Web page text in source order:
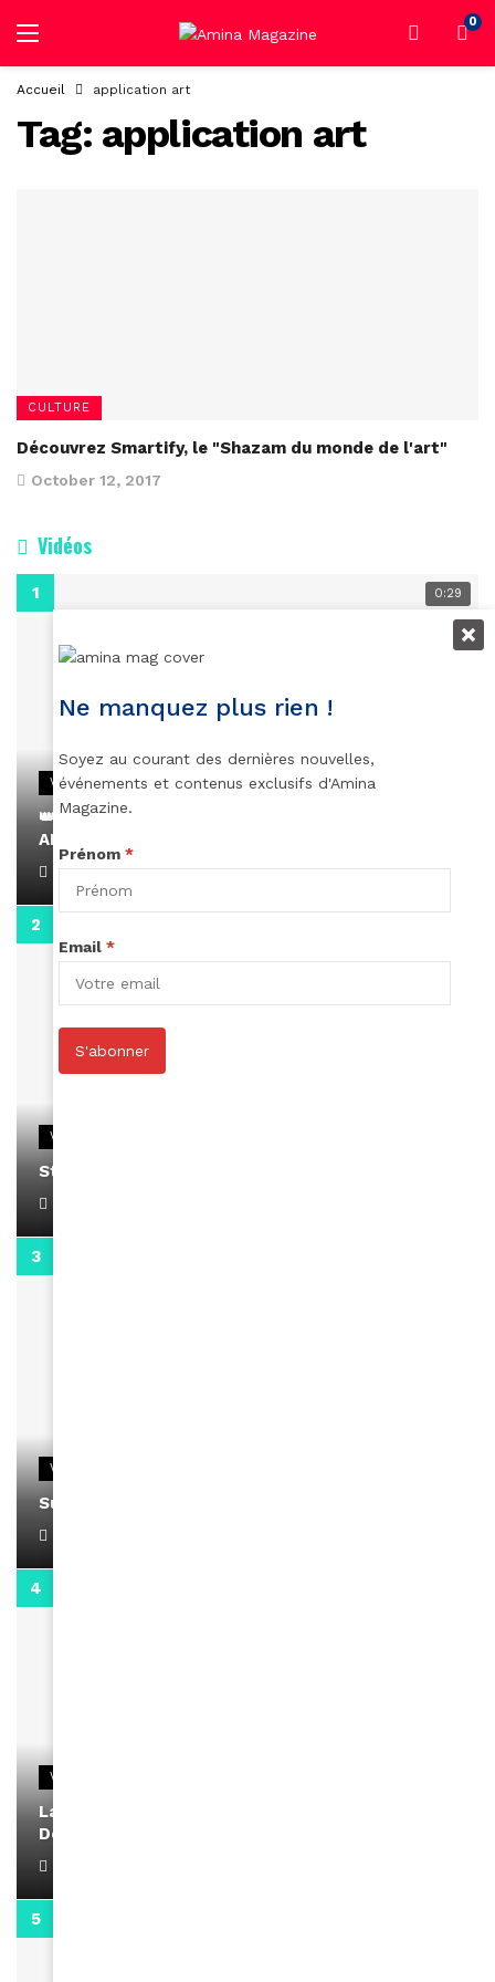
0
Accueil application art
Tag: application art
CULTURE
Découvrez Smartify, le "Shazam du monde de l'art"
October 12, 2017
Vidéos
0:29
VIDEOS
👑 Remerciements à Ayden pour son message sur
AMINA, le Magazine de la Femme
April 1, 2022
VIDEOS
Stacy passe un message
VIDEOS
Support Black Business Wee-kend
VIDEOS
La rubrique santé speciale coronavirus du
Docteur Makanda
Ne manquez plus rien !
Soyez au courant des dernières nouvelles,
événements et contenus exclusifs d'Amina
Magazine.
Prénom *
Email *
S'abonner